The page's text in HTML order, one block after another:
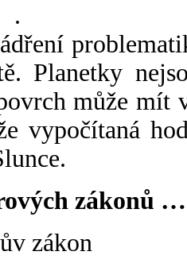
.
Planetky
může mít
vypočítaná
zákonů …
zákon